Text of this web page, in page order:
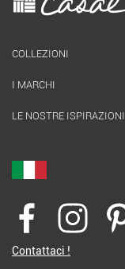
COLLEZIONI
I MARCHI
LE NOSTRE ISPIRAZIONI
Contattaci !